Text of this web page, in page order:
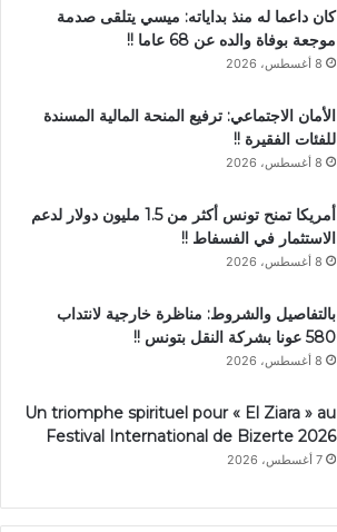
كان داعما له منذ بداياته: ميسي يتلقى صدمة
موجعة بوفاة والده عن 68 عاما !!
8 أغسطس، 2026
الأمان الاجتماعي: ترفيع المنحة المالية المسندة
للفئات الفقيرة !!
8 أغسطس، 2026
أمريكا تمنح تونس أكثر من 1.5 مليون دولار لدعم
الاستثمار في الفسفاط !!
8 أغسطس، 2026
بالتفاصيل والشروط: مناظرة خارجية لانتداب
580 عونا بشركة النقل بتونس !!
8 أغسطس، 2026
Un triomphe spirituel pour « El Ziara » au
Festival International de Bizerte 2026
7 أغسطس، 2026